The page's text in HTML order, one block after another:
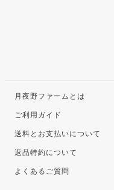
月夜野ファームとは
ご利用ガイド
送料とお支払いについて
返品特約について
よくあるご質問